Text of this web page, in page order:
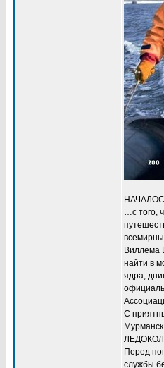
…с того,
Виллема
найти в
ядра,
С
ЛЕДОКОЛ
Перед
службы